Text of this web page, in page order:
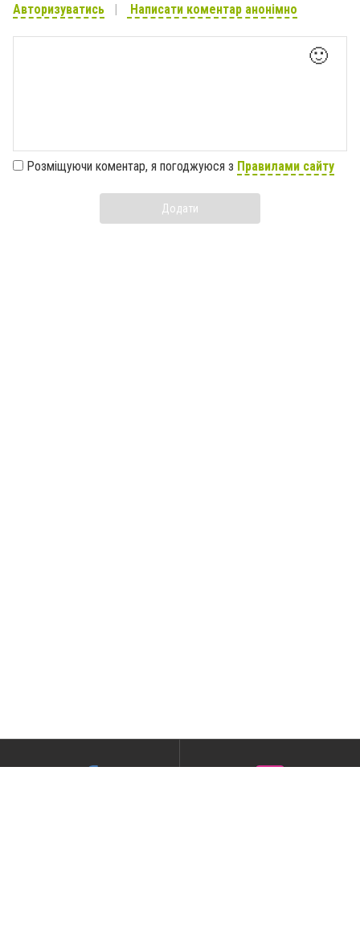
Авторизуватись Написати коментар анонімно
🙂
Розміщуючи коментар, я погоджуюся з Правилами сайту
Додати